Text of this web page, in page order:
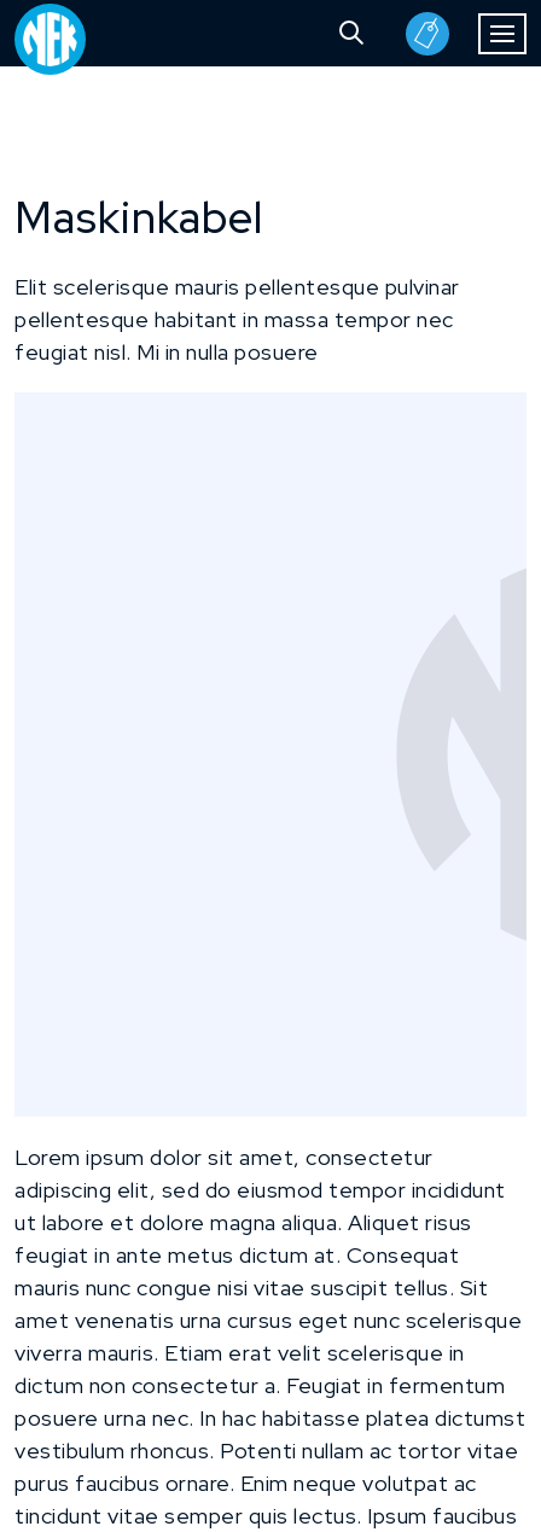
Maskinkabel
Elit scelerisque mauris pellentesque pulvinar
pellentesque habitant in massa tempor nec
feugiat nisl. Mi in nulla posuere
Lorem ipsum dolor sit amet, consectetur
adipiscing elit, sed do eiusmod tempor incididunt
ut labore et dolore magna aliqua. Aliquet risus
feugiat in ante metus dictum at. Consequat
mauris nunc congue nisi vitae suscipit tellus. Sit
amet venenatis urna cursus eget nunc scelerisque
viverra mauris. Etiam erat velit scelerisque in
dictum non consectetur a. Feugiat in fermentum
posuere urna nec. In hac habitasse platea dictumst
vestibulum rhoncus. Potenti nullam ac tortor vitae
purus faucibus ornare. Enim neque volutpat ac
tincidunt vitae semper quis lectus. Ipsum faucibus